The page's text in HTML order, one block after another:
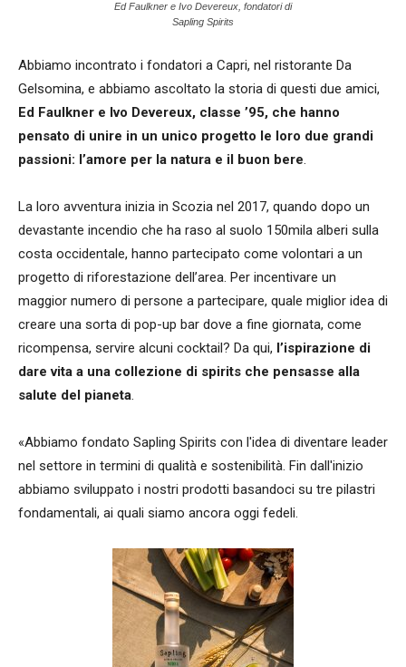
Ed Faulkner e Ivo Devereux, fondatori di
Sapling Spirits
Abbiamo incontrato i fondatori a Capri, nel ristorante Da
Gelsomina, e abbiamo ascoltato la storia di questi due amici,
Ed Faulkner e Ivo Devereux, classe ’95, che hanno
pensato di unire in un unico progetto le loro due grandi
passioni: l’amore per la natura e il buon bere.
La loro avventura inizia in Scozia nel 2017, quando dopo un
devastante incendio che ha raso al suolo 150mila alberi sulla
costa occidentale, hanno partecipato come volontari a un
progetto di riforestazione dell’area. Per incentivare un
maggior numero di persone a partecipare, quale miglior idea di
creare una sorta di pop-up bar dove a fine giornata, come
ricompensa, servire alcuni cocktail? Da qui, l’ispirazione di
dare vita a una collezione di spirits che pensasse alla
salute del pianeta.
«Abbiamo fondato Sapling Spirits con l'idea di diventare leader
nel settore in termini di qualità e sostenibilità. Fin dall'inizio
abbiamo sviluppato i nostri prodotti basandoci su tre pilastri
fondamentali, ai quali siamo ancora oggi fedeli.